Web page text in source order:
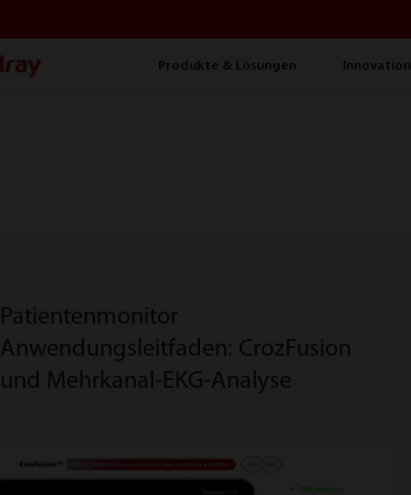
Produkte & Lösungen Innovation
Patientenmonitor
Anwendungsleitfaden: CrozFusion
und Mehrkanal-EKG-Analyse